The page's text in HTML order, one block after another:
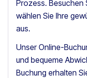
Prozess. Besuchen
wählen Sie Ihre
aus.
Unser Online-
und bequeme
Buchung erhalten